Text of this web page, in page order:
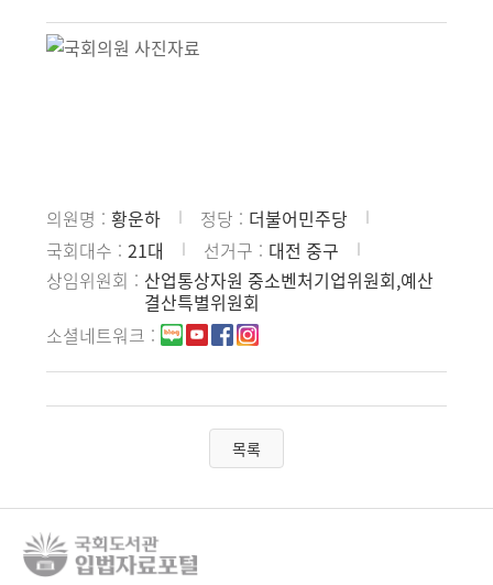
의원명 황운하 정당
더불어민주당
국회대수
21대 선거구
대전 중구
상임위원회
산업통상자원 중소벤처기업위원회,예산
결산특별위원회
소셜네트워크
목록